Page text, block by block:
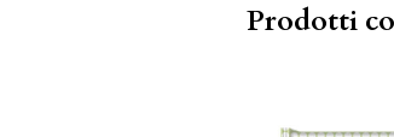
Prodotti